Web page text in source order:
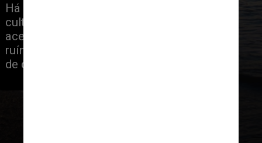
Há muita festa para ser feita, mas a
cultura também é facilmente
acessível. A leste, Málaga abriga
ruínas romanas e um Museu Picasso
de classe mundial